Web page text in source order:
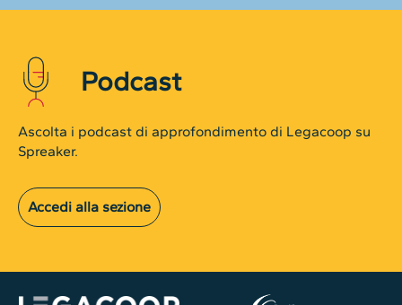
Podcast
Ascolta i podcast di approfondimento di Legacoop su
Spreaker.
Accedi alla sezione